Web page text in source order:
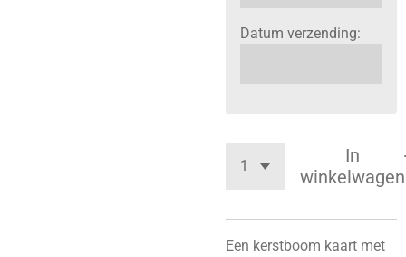
Datum verzending:
In
winkelwagen
Een kerstboom kaart met